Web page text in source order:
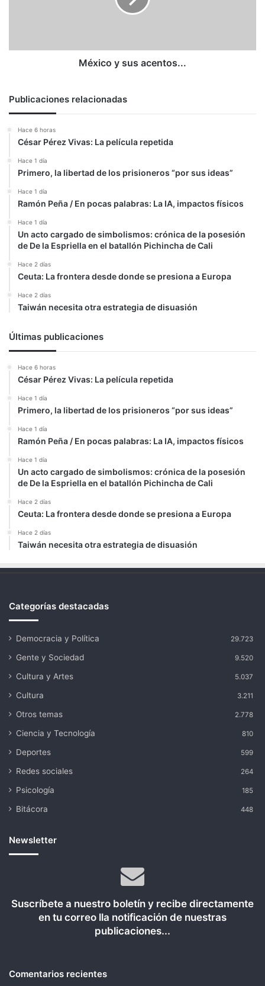
México y sus acentos...
Publicaciones relacionadas
Hace 6 horas
César Pérez Vivas: La película repetida
Hace 1 día
Primero, la libertad de los prisioneros “por sus ideas”
Hace 1 día
Ramón Peña / En pocas palabras: La IA, impactos físicos
Hace 1 día
Un acto cargado de simbolismos: crónica de la posesión
de De la Espriella en el batallón Pichincha de Cali
Hace 2 días
Ceuta: La frontera desde donde se presiona a Europa
Hace 2 días
Taiwán necesita otra estrategia de disuasión
Últimas publicaciones
Hace 6 horas
César Pérez Vivas: La película repetida
Hace 1 día
Primero, la libertad de los prisioneros “por sus ideas”
Hace 1 día
Ramón Peña / En pocas palabras: La IA, impactos físicos
Hace 1 día
Un acto cargado de simbolismos: crónica de la posesión
de De la Espriella en el batallón Pichincha de Cali
Hace 2 días
Ceuta: La frontera desde donde se presiona a Europa
Hace 2 días
Taiwán necesita otra estrategia de disuasión
Categorías destacadas
Democracia y Política 29.723
Gente y Sociedad 9.520
Cultura y Artes 5.037
Cultura 3.211
Otros temas 2.778
Ciencia y Tecnología 810
Deportes 599
Redes sociales 264
Psicología 185
Bitácora 448
Newsletter
Suscríbete a nuestro boletín y recibe directamente
en tu correo lla notificación de nuestras
publicaciones...
Comentarios recientes